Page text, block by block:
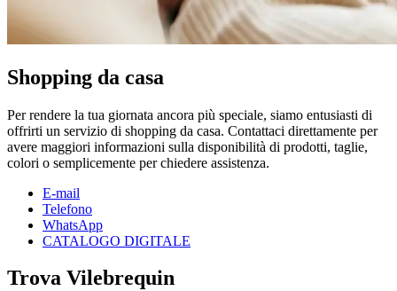
Shopping da casa
Per rendere la tua giornata ancora più speciale, siamo entusiasti di
offrirti un servizio di shopping da casa. Contattaci direttamente per
avere maggiori informazioni sulla disponibilità di prodotti, taglie,
colori o semplicemente per chiedere assistenza.
E-mail
Telefono
WhatsApp
CATALOGO DIGITALE
Trova Vilebrequin